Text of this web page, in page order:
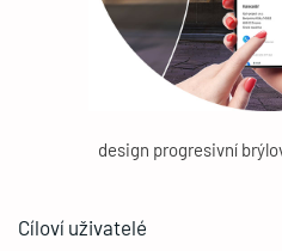
design progresivní
Cíloví uživatelé